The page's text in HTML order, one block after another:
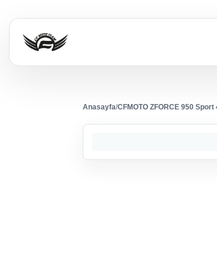
Anasayfa/CFMOTO ZFORCE 950 Sport